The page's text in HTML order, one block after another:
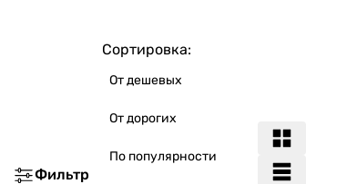
Фильтр
Сортировка:
От дешевых
От дорогих
По популярности